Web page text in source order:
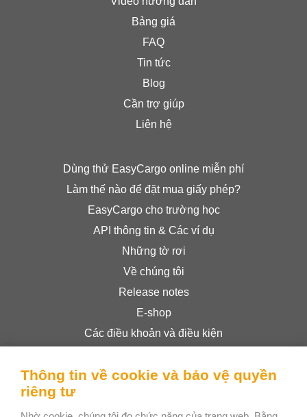
Bảng giá
FAQ
Tin tức
Blog
Cần trợ giúp
Liên hệ
Dùng thử EasyCargo online miễn phí
Làm thế nào để đặt mua giấy phép?
EasyCargo cho trường học
API thông tin & Các ví dụ
Những tờ rơi
Về chúng tôi
Release notes
E-shop
Các điều khoản và điều kiện
Thông tin về cookie và bảo vệ quyền
riêng tư